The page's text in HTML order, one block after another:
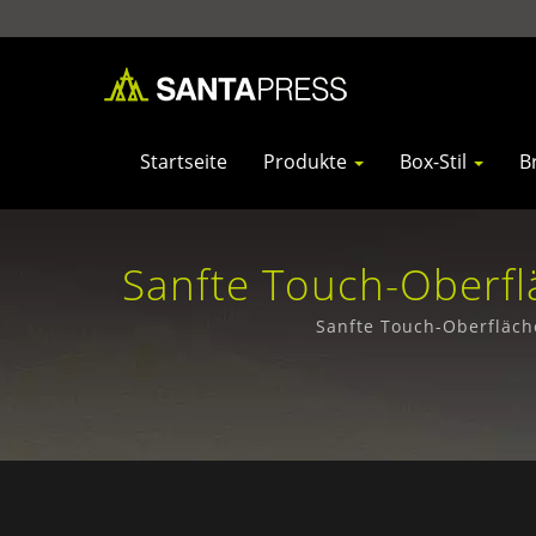
Startseite Produkte Box-Stil
Sanfte Touch-
Sanfte Touch-